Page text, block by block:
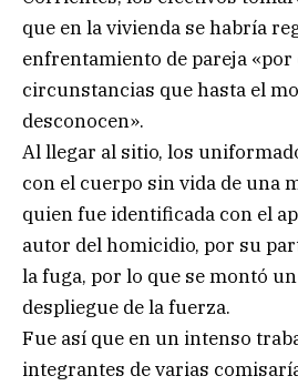
que en la vivienda se habría
enfrentamiento de pareja «por
circunstancias que hasta el
desconocen».
Al llegar al sitio, los
con el cuerpo sin vida de una
quien fue identificada con el
autor del homicidio, por su
la fuga, por lo que se montó
despliegue de la fuerza.
Fue así que en un intenso
integrantes de varias